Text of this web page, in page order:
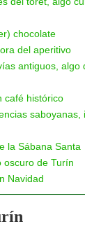
chocolate
del aperitivo
antiguos, algo
café histórico
saboyanas,
la Sábana Santa
oscuro de Turín
Navidad